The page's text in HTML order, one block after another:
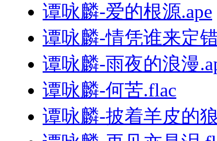
谭咏麟-爱的根源.ape
谭咏麟-情凭谁来定
谭咏麟-雨夜的浪漫
谭咏麟-何苦.flac
谭咏麟-披着羊皮的